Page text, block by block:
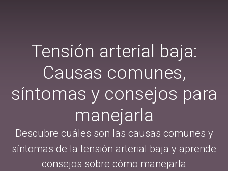
Tensión arterial baja:
Causas comunes,
síntomas y consejos para
manejarla
Descubre cuáles son las causas comunes y
síntomas de la tensión arterial baja y aprende
consejos sobre cómo manejarla